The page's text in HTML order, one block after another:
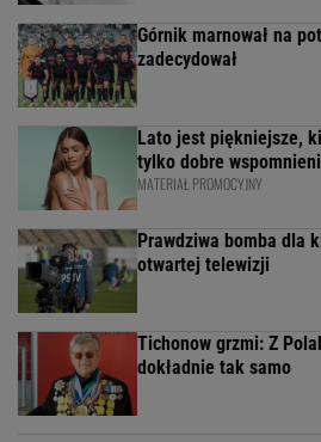
Górnik marnował na
zadecydował
Lato jest piękniejsze,
tylko dobre
MATERIAŁ PROMOCYJNY
Prawdziwa bomba dla
otwartej telewizji
Tichonow grzmi: Z
dokładnie tak samo